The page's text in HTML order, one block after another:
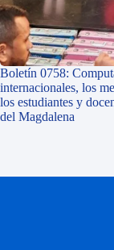
Boletín 0758:
internacionales, los
los estudiantes y
del Magdalena